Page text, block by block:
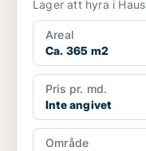
Lager att hyra i
Areal
Ca. 365 m2
Pris pr. md.
Inte angivet
Område